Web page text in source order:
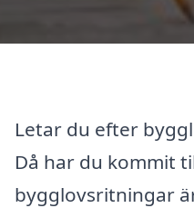
Letar du efter
Då har du kommit
bygglovsritningar